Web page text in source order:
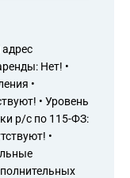
Нет! •
•
• Уровень
р/с по 115-ФЗ:
•